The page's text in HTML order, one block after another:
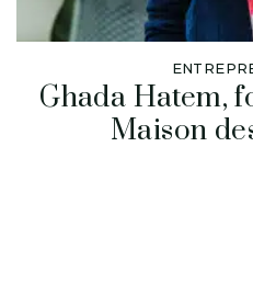
Ghada Hatem,
Maison